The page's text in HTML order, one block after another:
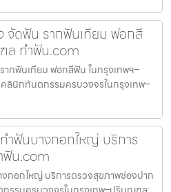
จัดฟัน รากฟันเทียม ฟอกสี
ล ทำฟัน.com
กฟันเทียม ฟอกสีฟัน ในกรุงเทพฯ–
นิกทันตกรรมครบวงจรในกรุงเทพ–
ำฟันบางกอกใหญ่ บริการ
ฟัน.com
กอกใหญ่ บริการตรวจสุขภาพช่องปาก